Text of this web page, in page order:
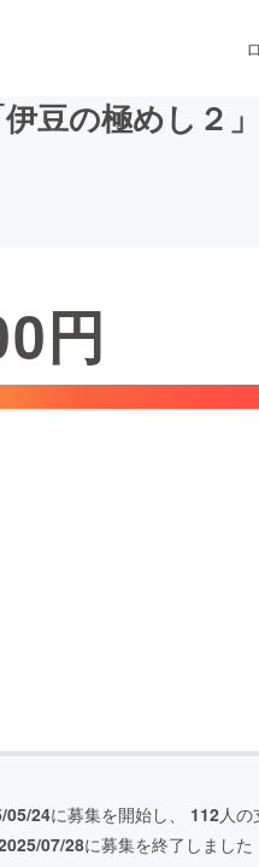
ファッション
豆の極めし２」
円
05/24に募集を開始し、 112人の
07/28に募集を終了しました